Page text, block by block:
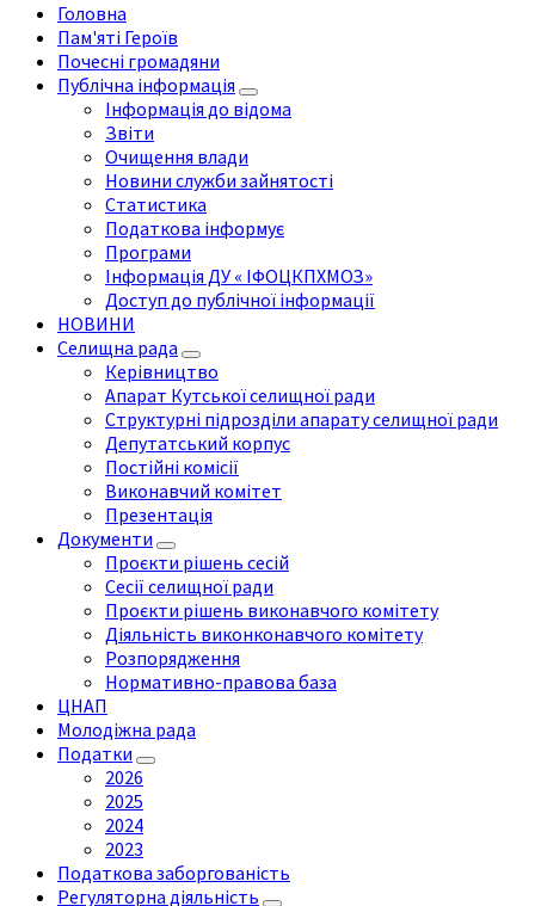
Головна
Пам'яті Героїв
Почесні громадяни
Публічна інформація
Інформація до відома
Звіти
Очищення влади
Новини служби зайнятості
Статистика
Податкова інформує
Програми
Інформація ДУ « ІФОЦКПХМОЗ»
Доступ до публічної інформації
НОВИНИ
Селищна рада
Керівництво
Апарат Кутської селищної ради
Структурні підрозділи апарату селищної ради
Депутатський корпус
Постійні комісії
Виконавчий комітет
Презентація
Документи
Проєкти рішень сесій
Сесії селищної ради
Проєкти рішень виконавчого комітету
Діяльність виконконавчого комітету
Розпорядження
Нормативно-правова база
ЦНАП
Молодіжна рада
Податки
2026
2025
2024
2023
Податкова заборгованість
Регуляторна діяльність